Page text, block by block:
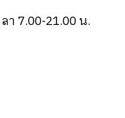
7.00-21.00 น.